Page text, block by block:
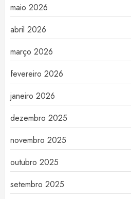
maio 2026
abril 2026
março 2026
fevereiro 2026
janeiro 2026
dezembro 2025
novembro 2025
outubro 2025
setembro 2025